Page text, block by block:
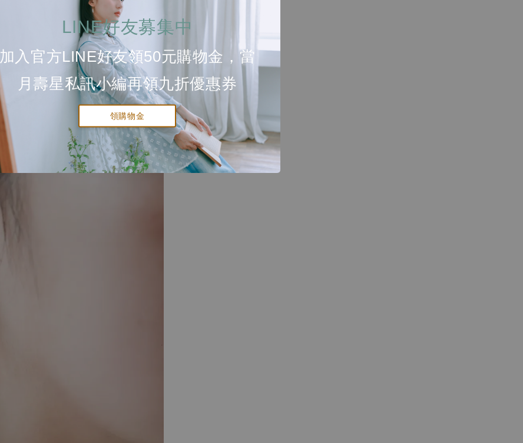
LINE好友募集中
加入官方LINE好友領50元購物金，當
月壽星私訊小編再領九折優惠券
領購物金